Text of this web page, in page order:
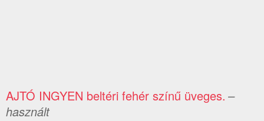
AJTÓ INGYEN beltéri fehér színű üveges. –
használt